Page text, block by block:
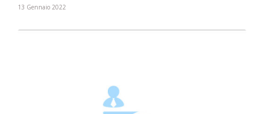
13 Gennaio 2022